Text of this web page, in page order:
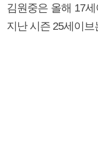
김원중은 올해 17
지난 시즌 25세이